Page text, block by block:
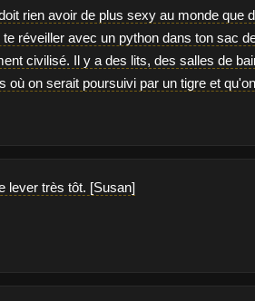
rien avoir de plus sexy au monde que
réveiller avec un python dans ton sac
civilisé. Il y a des lits, des salles de
on serait poursuivi par un tigre et
lever très tôt. [Susan]